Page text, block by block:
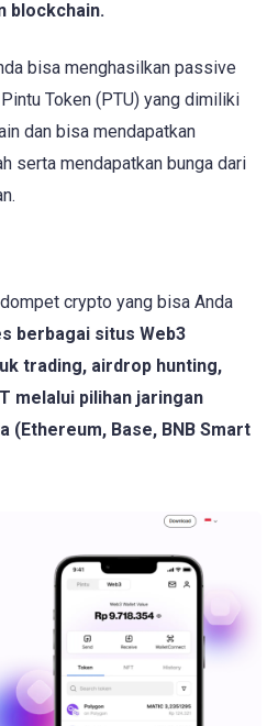
blockchain.
bisa menghasilkan passive
Token (PTU) yang dimiliki
dan bisa mendapatkan
serta mendapatkan bunga dari
crypto yang bisa Anda
berbagai situs Web3
trading, airdrop hunting,
melalui pilihan jaringan
(Ethereum, Base, BNB Smart